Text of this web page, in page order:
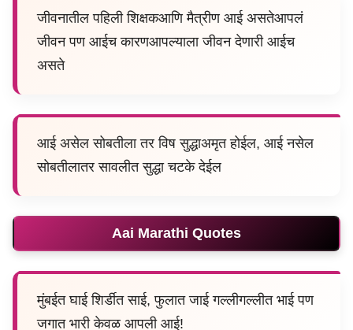
जीवनातील पहिली शिक्षकआणि मैत्रीण आई असतेआपलं
जीवन पण आईच कारणआपल्याला जीवन देणारी आईच
असते
आई असेल सोबतीला तर विष सुद्धाअमृत होईल, आई नसेल
सोबतीलातर सावलीत सुद्धा चटके देईल
Aai Marathi Quotes
मुंबईत घाई शिर्डीत साई, फुलात जाई गल्लीगल्लीत भाई पण
जगात भारी केवळ आपली आई!